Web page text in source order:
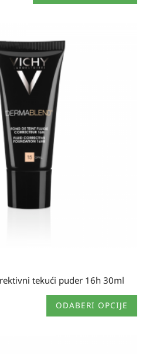
tekući puder 16h 30ml
ODABERI OPCIJE
Ovaj
proizvod